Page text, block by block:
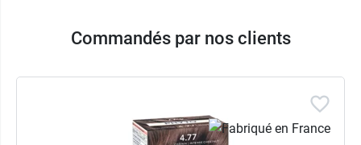
Commandés par nos clients